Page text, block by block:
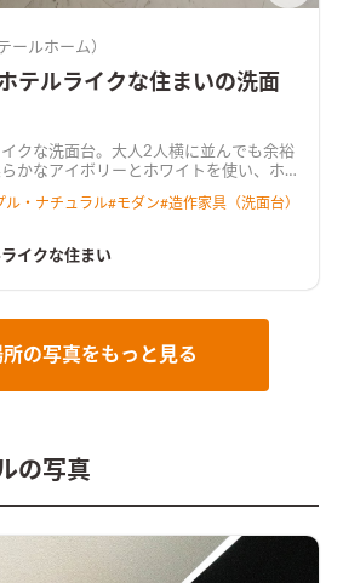
ールホーム）
テルライクな住まいの洗面
クな洗面台。大人2人横に並んでも余裕
かなアイボリーとホワイトを使い、ホ
ストが生まれる。 家族それぞれ
ディネートは日常を特別なものにす
たシンプルモダンなデザイングレー外壁
素材で取り入れ、目隠し擁壁にSOLIDO
白を基調に高級感を演出した洗面化粧台
クな洗面台。大人2人横に並んでも余裕
ル・ナチュラル#モダン#造作家具（洗面台）
イクな住まい
所の写真をもっと見る
の写真